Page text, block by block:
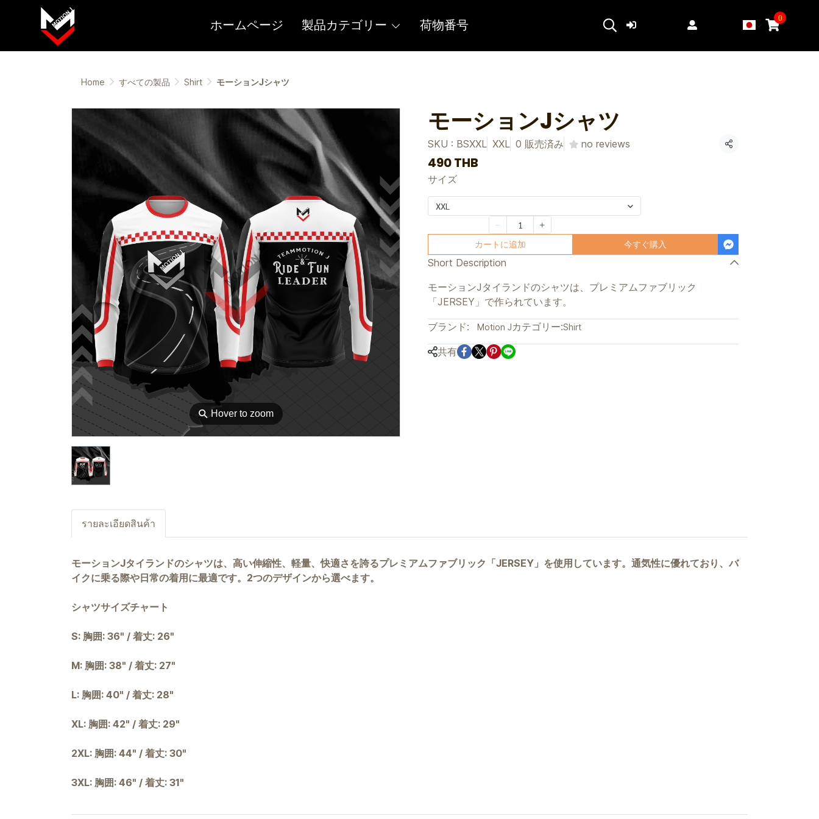
ホームページ 製品カテゴリー 荷物番号 ログイン 登録する
0
Home すべての製品 Shirt モーションJシャツ
⚲Hover to zoom
モーションJシャツ
SKU : BSXXL XXL 0 販売済み no reviews 共有
490 THB
サイズ
XXL
カートに追加
今すぐ購入
Short Description
モーションJタイランドのシャツは、プレミアムファブリック
「JERSEY」で作られています。
ブランド: Motion Jカテゴリー:Shirt
共有
รายละเอียดสินค้า
モーションJタイランドのシャツは、高い伸縮性、軽量、快適さを誇るプレミアムファブリック「JERSEY」を使用しています。通気性に優れており、バ
イクに乗る際や日常の着用に最適です。2つのデザインから選べます。
シャツサイズチャート
S: 胸囲: 36" / 着丈: 26"
M: 胸囲: 38" / 着丈: 27"
L: 胸囲: 40" / 着丈: 28"
XL: 胸囲: 42" / 着丈: 29"
2XL: 胸囲: 44" / 着丈: 30"
3XL: 胸囲: 46" / 着丈: 31"